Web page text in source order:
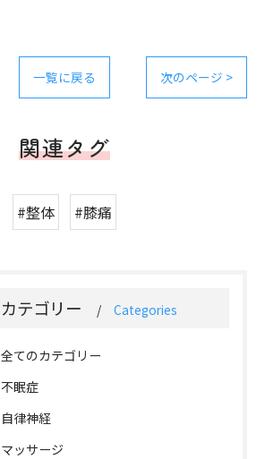
一覧に戻る 次のページ >
関連タグ
#整体 #膝痛
カテゴリー Categories
全てのカテゴリー
不眠症
自律神経
マッサージ